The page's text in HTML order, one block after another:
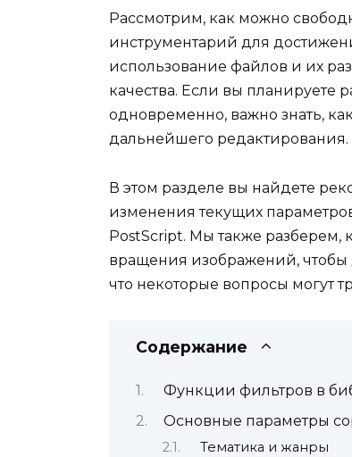
Рассмотрим, как можно
инструментарий для
использование файлов и их
качества. Если вы планируете
одновременно, важно знать,
дальнейшего редактирования.
В этом разделе вы найдете
изменения текущих
PostScript. Мы также разберем,
вращения изображений, чтобы
что некоторые вопросы могут
Содержание
Функции фильтров в
Основные параметры
Тематика и жанры